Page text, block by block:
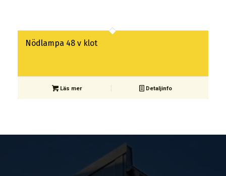
Nödlampa 48 v klot
Läs mer Detaljinfo